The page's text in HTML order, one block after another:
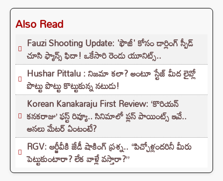
Also Read
Fauzi Shooting Update: 'ఫౌజీ' కోసం డార్లింగ్ స్పీడ్
చూసి ఫ్యాన్స్ ఫిదా! ఒకేసారి రెండు యూనిట్స్..
Hushar Pittalu : నిజమా కలా? అంటూ స్టేజ్ మీద లైవ్లో
పొట్టు పొట్టు కొట్టుకున్న నటుడు!
Korean Kanakaraju First Review: ‘కొరియన్
కనకరాజు’ ఫస్ట్ రివ్యూ.. సినిమాలో ప్లస్ పాయింట్స్ ఇవే..
అసలు మేటర్ ఏంటంటే?
RGV: ఆర్జీవీకి జేడీ షాకింగ్ ప్రశ్న.. “పిచ్చోళ్లందరినీ మీరు
పెట్టుకుంటారా? లేక వాళ్లే వస్తారా?”